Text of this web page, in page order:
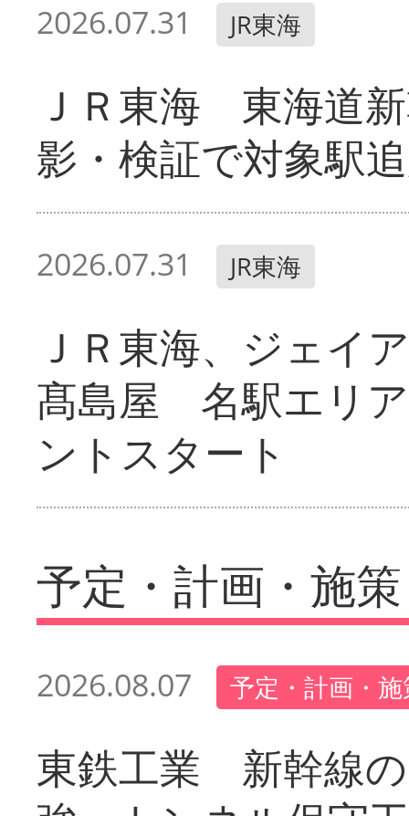
2026.07.31 JR東海
ＪＲ東海 東海道
影・検証で対象駅
2026.07.31 JR東海
ＪＲ東海、ジェイ
髙島屋 名駅エリ
ントスタート
予定・計画・施策
2026.08.07 予定・計画・
東鉄工業 新幹線